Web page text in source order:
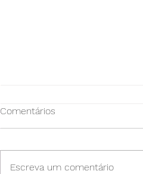
Comentários
Escreva um comentário